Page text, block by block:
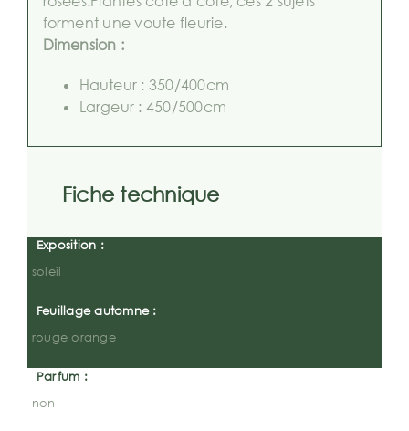
forment une voute fleurie.
Dimension :
Hauteur : 350/400cm
Largeur : 450/500cm
Fiche technique
Exposition :
soleil
Feuillage automne :
rouge orange
Parfum :
non